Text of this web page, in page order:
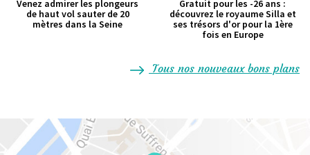
Venez admirer les plongeurs
de haut vol sauter de 20
mètres dans la Seine
Gratuit pour les -26 ans :
découvrez le royaume Silla et
ses trésors d'or pour la 1ère
fois en Europe
Tous nos nouveaux bons plans